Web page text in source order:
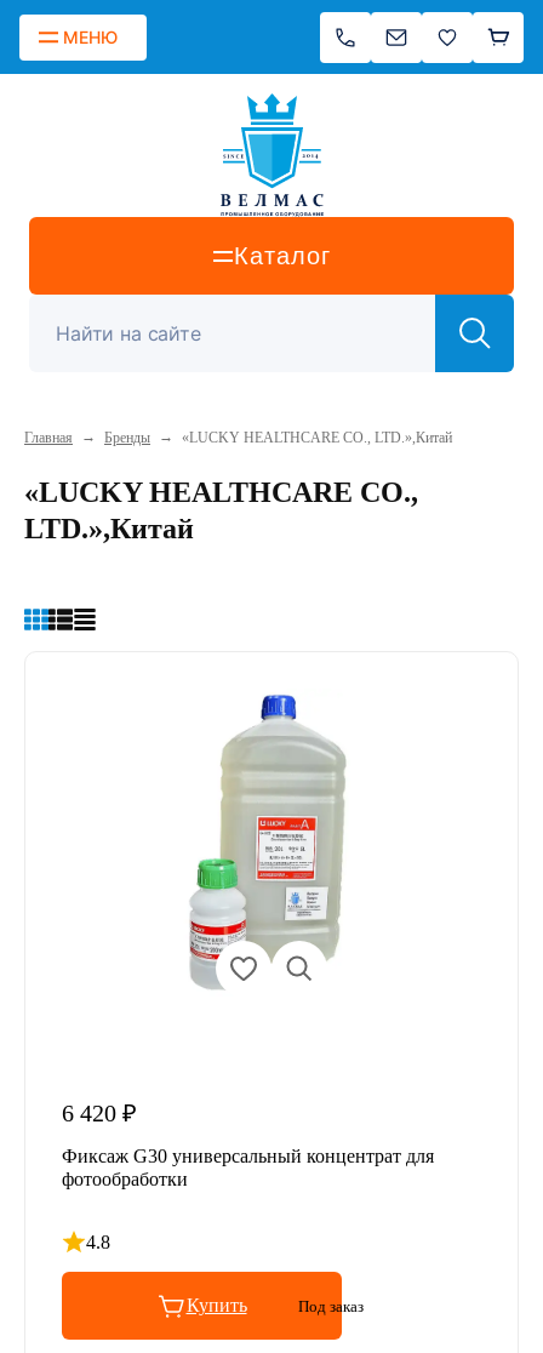
МЕНЮ
Каталог
Главная → Бренды → «LUCKY HEALTHCARE CO., LTD.»,Китай
«LUCKY HEALTHCARE CO.,
LTD.»,Китай
6 420 ₽
Фиксаж G30 универсальный концентрат для
фотообработки
4.8
Рейтинг 4.8 из 5
Купить Под заказ